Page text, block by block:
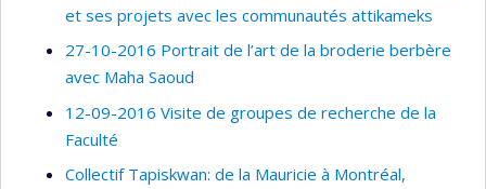
et ses projets avec les communautés attikameks
27-10-2016 Portrait de l’art de la broderie berbère
avec Maha Saoud
12-09-2016 Visite de groupes de recherche de la
Faculté
Collectif Tapiskwan: de la Mauricie à Montréal,